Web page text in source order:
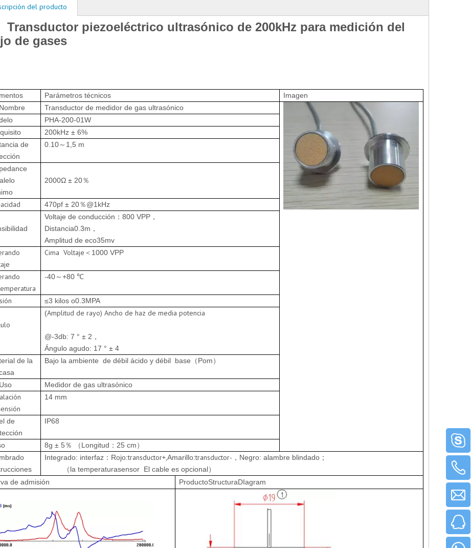
del producto
Transductor piezoeléctrico ultrasónico de 200kHz para medición del
de gases
Parámetros técnicos
Imagen
Transductor de medidor de gas ultrasónico
PHA-200-01W
200kHz ± 6%
de
0.10 ～ 1,5 m
2000Ω ± 20％
470pf ± 20％ @1kHz
Voltaje de conducción ： 800 VPP ，
Distancia0.3m ，
Amplitud de eco35mv
Cima Voltaje ＜ 1000 VPP
-40 ～ +80 ℃
≤3 kilos o0.3MPA
(Amplitud de rayo) Ancho de haz de media potencia
@-3db: 7 ° ± 2 ，
Ángulo agudo: 17 ° ± 4
de la
Bajo la ambiente de débil ácido y débil base （Pom ）
Medidor de gas ultrasónico
14 mm
de
IP68
8g ± 5 ％ （ Longitud ： 25 cm ）
Integrado: interfaz ： Rojo:transductor+,Amarillo:transductor- ， Negro: alambre blindado ；
（la temperaturasensor El cable es opcional）
de admisión
ProductoStructuraDIagram